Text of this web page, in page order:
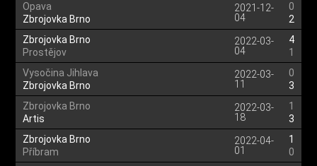
Opava
Zbrojovka Brno
2021-12-
04
0
2
Zbrojovka Brno
Prostějov
2022-03-
04
4
1
Vysočina Jihlava
Zbrojovka Brno
2022-03-
11
0
3
Zbrojovka Brno
Artis
2022-03-
18
1
3
Zbrojovka Brno
Příbram
2022-04-
01
1
0